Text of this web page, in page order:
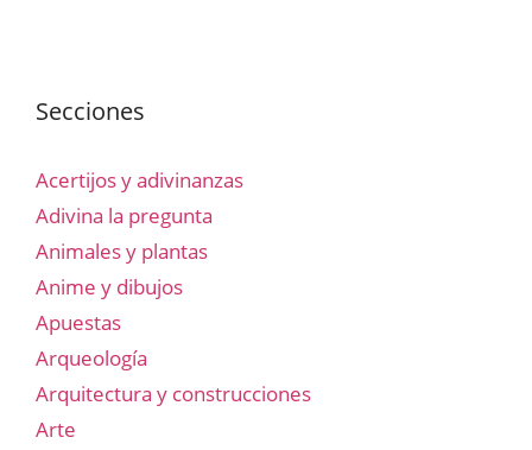
Secciones
Acertijos y adivinanzas
Adivina la pregunta
Animales y plantas
Anime y dibujos
Apuestas
Arqueología
Arquitectura y construcciones
Arte